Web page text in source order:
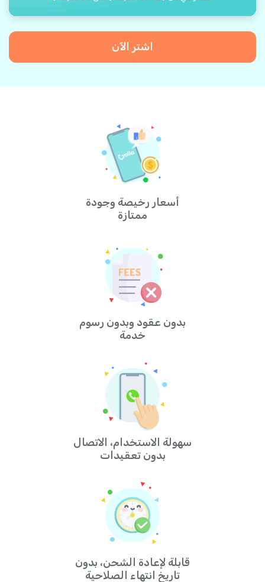
اشتر الآن
أسعار رخيصة وجودة
ممتازة
بدون عقود وبدون رسوم
خدمة
سهولة الاستخدام، الاتصال
بدون تعقيدات
قابلة لإعادة الشحن، بدون
تاريخ انتهاء الصلاحية